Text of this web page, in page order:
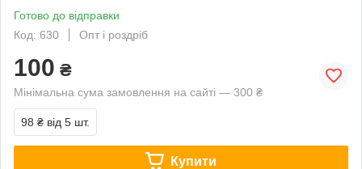
Готово до відправки
Код: 630
Опт і роздріб
100 ₴
Мінімальна сума замовлення на сайті — 300 ₴
98 ₴ від 5 шт.
Купити